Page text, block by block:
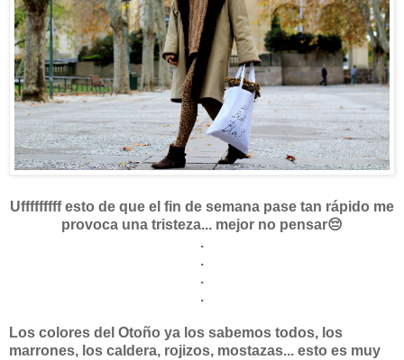
Ufffffffff esto de que el fin de semana pase tan rápido me
provoca una tristeza... mejor no pensar😔
.
.
.
.
Los colores del Otoño ya los sabemos todos, los
marrones, los caldera, rojizos, mostazas... esto es muy